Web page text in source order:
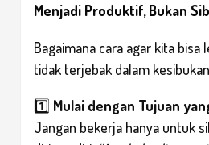
Menjadi Produktif, Bukan
Bagaimana cara agar kita
tidak terjebak dalam
1️⃣ Mulai dengan Tujuan
Jangan bekerja hanya untuk